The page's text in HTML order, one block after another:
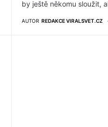
by ještě někomu sloužit,
AUTOR REDAKCE VIRALSVET.CZ